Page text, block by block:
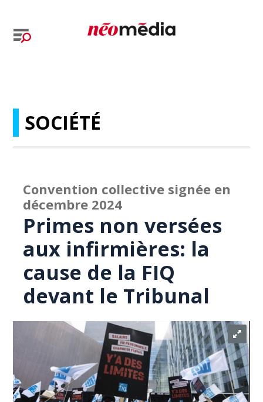
SOCIÉTÉ
Convention collective signée en
décembre 2024
Primes non versées
aux infirmières: la
cause de la FIQ
devant le Tribunal